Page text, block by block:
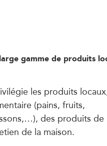
gamme de produits
les produits
(pains, fruits,
des produits de
de la maison.